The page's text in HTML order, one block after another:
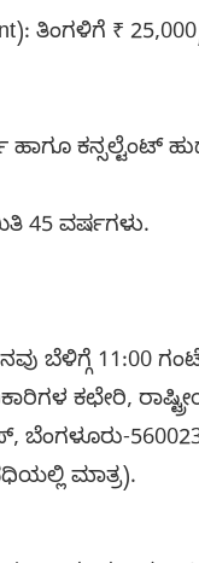
ತಿಂಗಳಿಗೆ ₹
ಹಾಗೂ ಕನ್ಸಲ್ಟೆಂಟ್
45 ವರ್ಷಗಳು.
ಬೆಳಿಗ್ಗೆ 11:00
ಕಛೇರಿ,
ಬೆಂಗಳೂರು-
ಮಾತ್ರ).